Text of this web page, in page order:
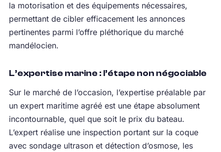
la motorisation et des équipements nécessaires,
permettant de cibler efficacement les annonces
pertinentes parmi l’offre pléthorique du marché
mandélocien.
L’expertise marine : l’étape non négociable
Sur le marché de l’occasion, l’expertise préalable par
un expert maritime agréé est une étape absolument
incontournable, quel que soit le prix du bateau.
L’expert réalise une inspection portant sur la coque
avec sondage ultrason et détection d’osmose, les